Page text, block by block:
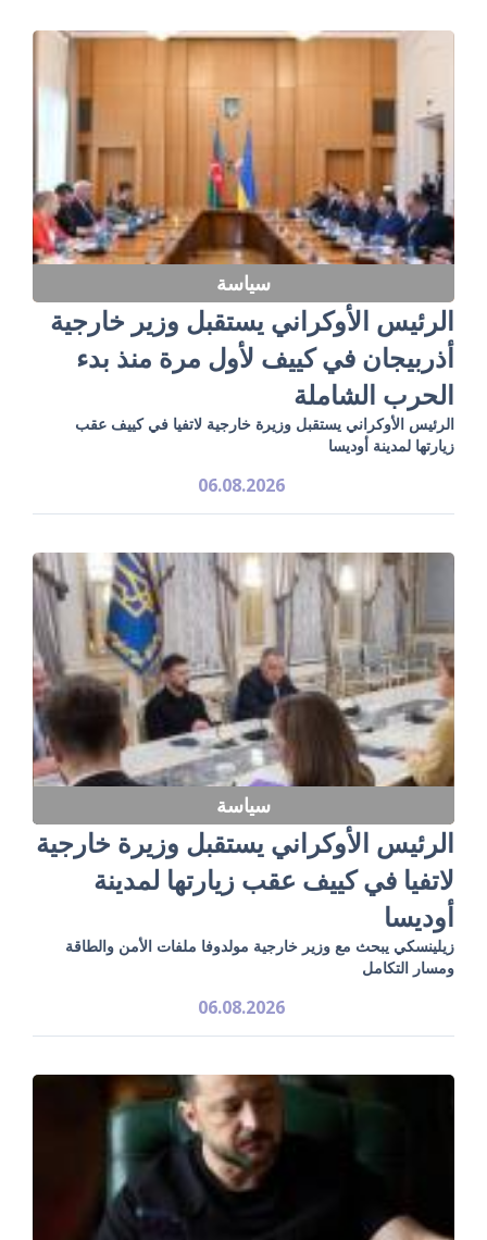
سياسة
الرئيس الأوكراني يستقبل وزير خارجية
أذربيجان في كييف لأول مرة منذ بدء
الحرب الشاملة
الرئيس الأوكراني يستقبل وزيرة خارجية لاتفيا في كييف عقب
زيارتها لمدينة أوديسا
06.08.2026
سياسة
الرئيس الأوكراني يستقبل وزيرة خارجية
لاتفيا في كييف عقب زيارتها لمدينة
أوديسا
زيلينسكي يبحث مع وزير خارجية مولدوفا ملفات الأمن والطاقة
ومسار التكامل
06.08.2026